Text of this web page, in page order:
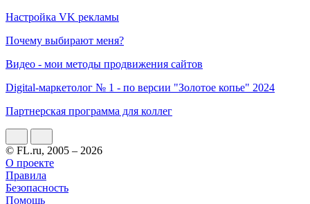
Настройка VK рекламы
Почему выбирают меня?
Видео - мои методы продвижения сайтов
Digital-маркетолог № 1 - по версии "Золотое копье" 2024
Партнерская программа для коллег
© FL.ru, 2005 – 2026
О проекте
Правила
Безопасность
Помощь